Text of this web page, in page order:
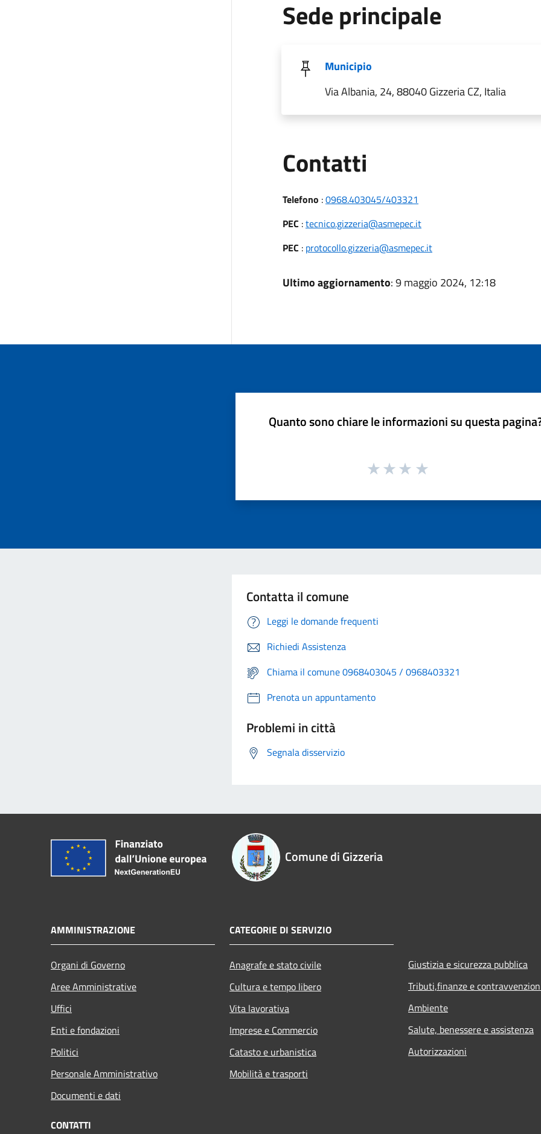
Sede principale
Municipio
Via Albania, 24, 88040 Gizzeria CZ, Italia
Contatti
Telefono :0968.403045/403321
PEC :tecnico.gizzeria@asmepec.it
PEC : protocollo.gizzeria@asmepec.it
Ultimo aggiornamento: 9 maggio 2024, 12:18
Quanto sono chiare le informazioni su questa
Contatta il comune
Leggi le domande frequenti
Richiedi Assistenza
Chiama il comune 0968403045 / 0968403321
Prenota un appuntamento
Problemi in città
Segnala disservizio
Comune di Gizzeria
AMMINISTRAZIONE
Organi di Governo
Aree Amministrative
Uffici
Enti e fondazioni
Politici
Personale Amministrativo
Documenti e dati
CATEGORIE DI SERVIZIO
Anagrafe e stato civile
Cultura e tempo libero
Vita lavorativa
Imprese e Commercio
Catasto e urbanistica
Mobilità e trasporti
Giustizia e sicurezza pubblica
Tributi,finanze e
Ambiente
Salute, benessere e assistenza
Autorizzazioni
CONTATTI